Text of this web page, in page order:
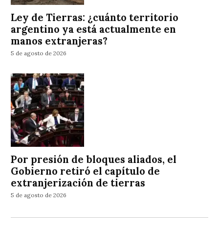
Ley de Tierras: ¿cuánto territorio
argentino ya está actualmente en
manos extranjeras?
5 de agosto de 2026
Por presión de bloques aliados, el
Gobierno retiró el capítulo de
extranjerización de tierras
5 de agosto de 2026